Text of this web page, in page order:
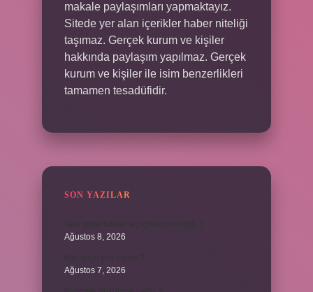
makale paylaşımları yapmaktayız.
Sitede yer alan içerikler haber niteliği
taşımaz. Gerçek kurum ve kişiler
hakkında paylaşım yapılmaz. Gerçek
kurum ve kişiler ile isim benzerlikleri
tamamen tesadüfidir.
SON YAZILAR
Ağustos 8, 2026
Ağustos 7, 2026